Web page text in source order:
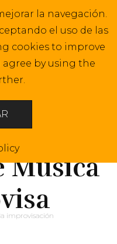
Música
improvisación
la navegación.
el uso de las
cookies to improve
agree by using the